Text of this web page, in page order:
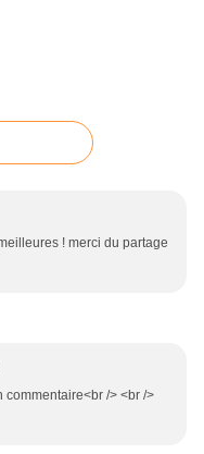
! merci du partage
commentaire<br /> <br />